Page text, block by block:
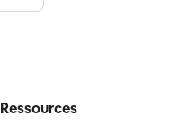
Ressources